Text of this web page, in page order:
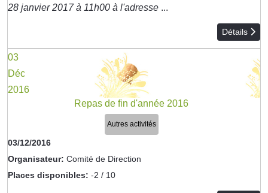
28 janvier 2017 à 11h00 à l'adresse ...
Détails
03
Déc
2016
Repas de fin d'année 2016
Autres activités
03/12/2016
Organisateur: Comité de Direction
Places disponibles: -2 / 10